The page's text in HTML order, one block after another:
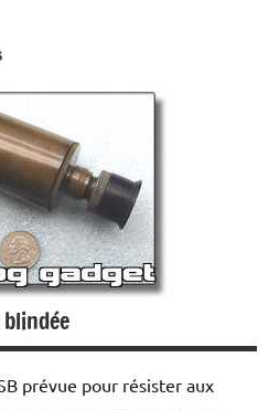
prévue pour résister aux